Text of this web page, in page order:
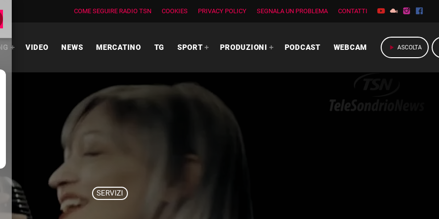
COME SEGUIRE RADIO TSN COOKIES PRIVACY POLICY SEGNALA UN PROBLEMA CONTATTI
VIDEO NEWS MERCATINO TG SPORT PRODUZIONI PODCAST WEBCAM play_arrow ASCOLTA
SERVIZI